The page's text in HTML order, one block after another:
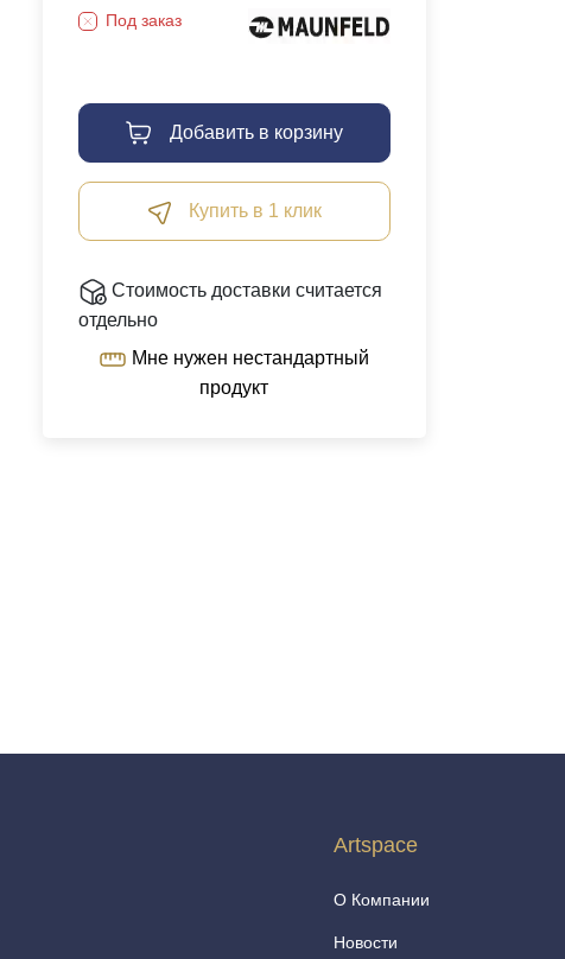
Под заказ
Добавить в корзину
Купить в 1 клик
Стоимость доставки считается
отдельно
продукт
Artspace
О Компании
Новости